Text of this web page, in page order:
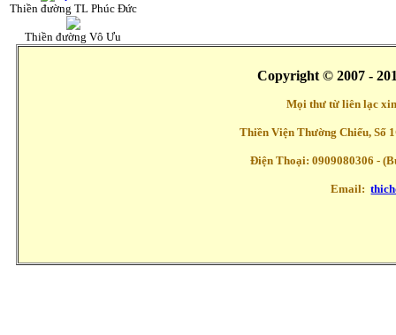
Thiền đường TL Phúc Đức
Thiền đường Vô Ưu
Copyright © 2007 -
Mọi thư từ liên lạc
Thiền Viện Thường Chiếu, Số
Điện Thoại: 0909080306 -
Email: